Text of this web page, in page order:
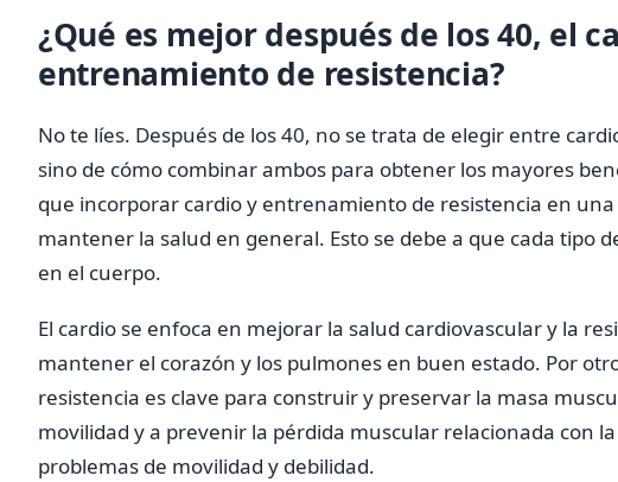
¿Qué es mejor después de los 40, el
entrenamiento de resistencia?
No te líes. Después de los 40, no se trata de elegir entre
sino de cómo combinar ambos para obtener los mayores
que incorporar cardio y entrenamiento de resistencia en
mantener la salud en general. Esto se debe a que cada tipo
en el cuerpo.
El cardio se enfoca en mejorar la salud cardiovascular y la
mantener el corazón y los pulmones en buen estado. Por
resistencia es clave para construir y preservar la masa
movilidad y a prevenir la pérdida muscular relacionada con
problemas de movilidad y debilidad.